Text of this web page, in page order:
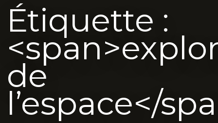
Étiquette :
de
l’espace</